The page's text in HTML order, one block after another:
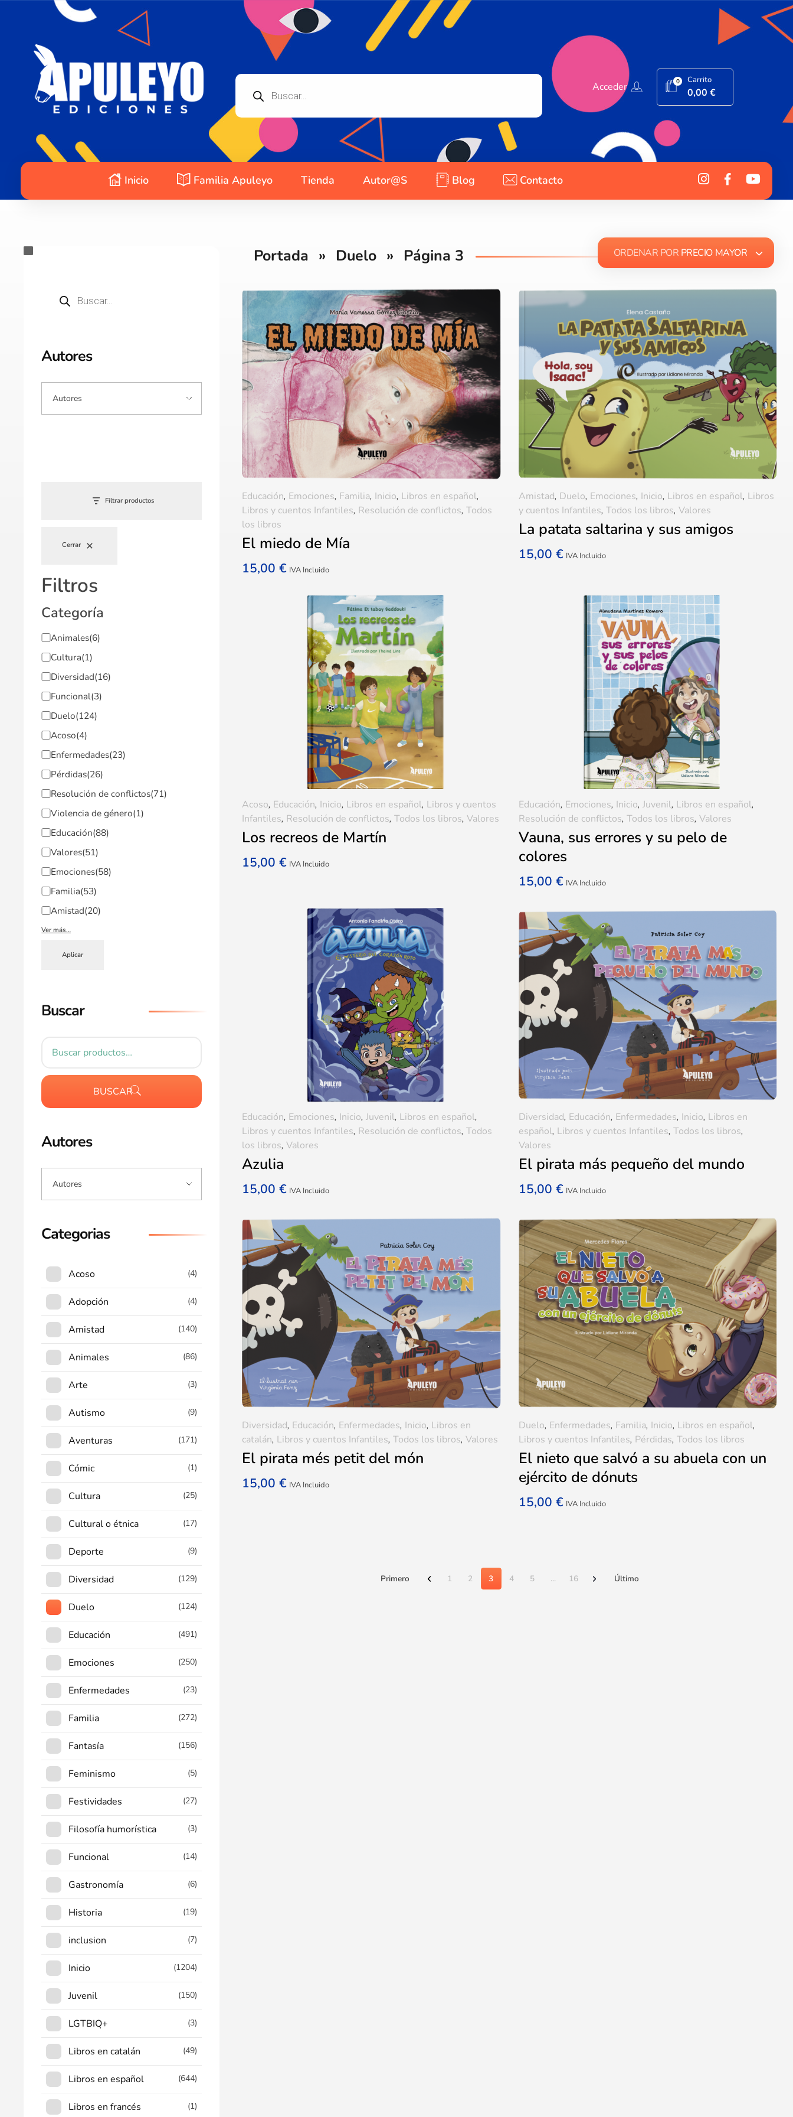
Acceder 0 Carrito
0,00€
Inicio Familia Apuleyo Tienda Autor@s Blog Contacto
Portada » Duelo » Página 3 ORDENAR POR PRECIO MAYOR
El miedo de Mía
15,00€ IVA Incluido
Educación, Emociones, Familia, Inicio, Libros en español,
Libros y cuentos Infantiles, Resolución de conflictos,Todos
los libros
La patata saltarina y sus amigos
15,00 € IVA Incluido
Amistad, Duelo, Emociones, Inicio, Libros en español, Libros
y cuentos Infantiles, Todos los libros, Valores
Los recreos de Martín
15,00€ IVA Incluido
Acoso, Educación, Inicio, Libros en español, Libros y cuentos
Infantiles, Resolución de conflictos,Todos los libros,Valores
Vauna, sus errores y su pelo de
colores
15,00 € IVA Incluido
Educación, Emociones, Inicio, Juvenil, Libros en español,
Resolución de conflictos, Todos los libros, Valores
Azulia
15,00€ IVA Incluido
Educación, Emociones, Inicio,Juvenil, Libros en español,
Libros y cuentos Infantiles, Resolución de conflictos,Todos
los libros,Valores
El pirata más pequeño del mundo
15,00 € IVA Incluido
Diversidad, Educación, Enfermedades, Inicio, Libros en
español, Libros y cuentos Infantiles, Todos los libros,
Valores
El pirata més petit del món
15,00€ IVA Incluido
Diversidad, Educación, Enfermedades, Inicio, Libros en
catalán, Libros y cuentos Infantiles,Todos los libros,Valores
El nieto que salvó a su abuela con un
ejército de dónuts
15,00 € IVA Incluido
Duelo, Enfermedades, Familia, Inicio, Libros en español,
Libros y cuentos Infantiles, Pérdidas, Todos los libros
Primero 1 2 3 4 5 ... 16 Último
Autores
Filtrar productos
Cerrar
Filtros
Categoría
Animales(6)
Cultura(1)
Diversidad(16)
Funcional(3)
Duelo(124)
Acoso(4)
Enfermedades(23)
Pérdidas(26)
Resolución de conflictos(71)
Violencia de género(1)
Educación(88)
Valores(51)
Emociones(58)
Familia(53)
Amistad(20)
Ver más…
Aplicar
Buscar
BUSCAR
Autores
Categorias
Acoso (4)
Adopción (4)
Amistad (140)
Animales (86)
Arte (3)
Autismo (9)
Aventuras (171)
Cómic (1)
Cultura (25)
Cultural o étnica (17)
Deporte (9)
Diversidad (129)
Duelo (124)
Educación (491)
Emociones (250)
Enfermedades (23)
Familia (272)
Fantasía (156)
Feminismo (5)
Festividades (27)
Filosofía humorística (3)
Funcional (14)
Gastronomía (6)
Historia (19)
inclusion (7)
Inicio (1204)
Juvenil (150)
LGTBIQ+ (3)
Libros en catalán (49)
Libros en español (644)
Libros en francés (1)